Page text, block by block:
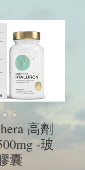
高劑
-玻
囊